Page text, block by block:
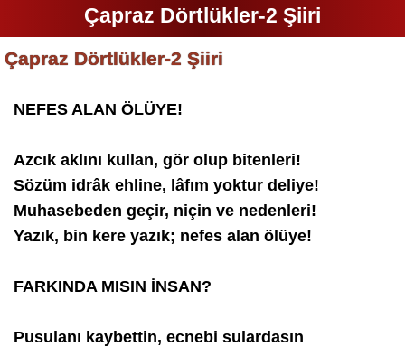
Çapraz Dörtlükler-2 Şiiri
Çapraz Dörtlükler-2 Şiiri
NEFES ALAN ÖLÜYE!
Azcık aklını kullan, gör olup bitenleri!
Sözüm idrâk ehline, lâfım yoktur deliye!
Muhasebeden geçir, niçin ve nedenleri!
Yazık, bin kere yazık; nefes alan ölüye!
FARKINDA MISIN İNSAN?
Pusulanı kaybettin, ecnebi sulardasın